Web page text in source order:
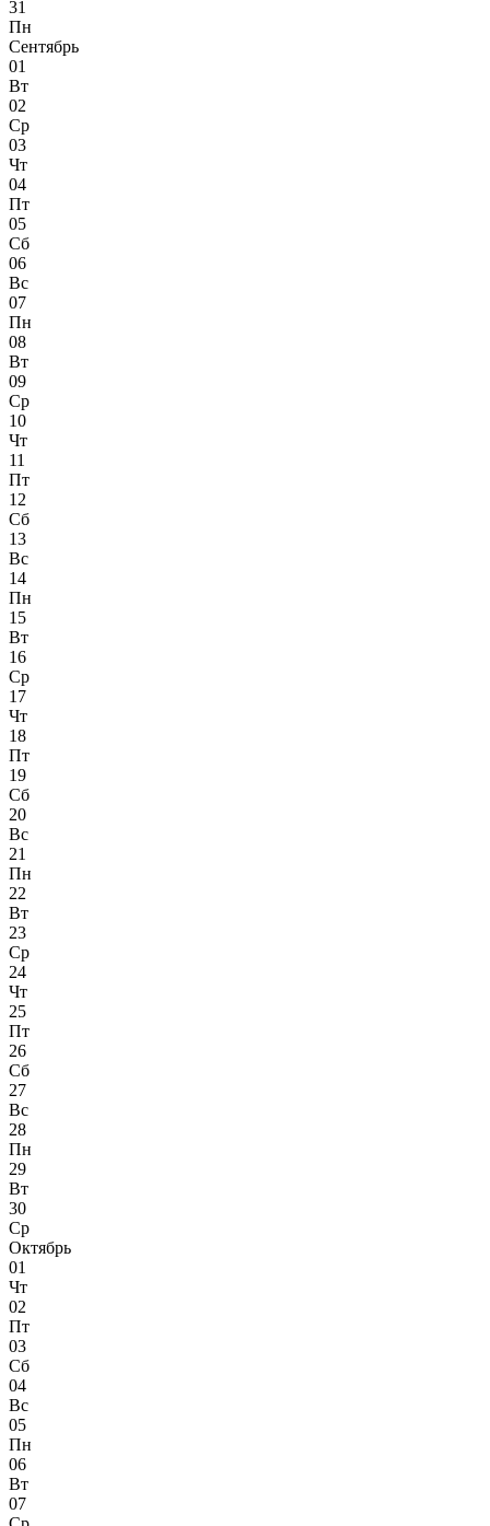
31
Пн
Сентябрь
01
Вт
02
Ср
03
Чт
04
Пт
05
Сб
06
Вс
07
Пн
08
Вт
09
Ср
10
Чт
11
Пт
12
Сб
13
Вс
14
Пн
15
Вт
16
Ср
17
Чт
18
Пт
19
Сб
20
Вс
21
Пн
22
Вт
23
Ср
24
Чт
25
Пт
26
Сб
27
Вс
28
Пн
29
Вт
30
Ср
Октябрь
01
Чт
02
Пт
03
Сб
04
Вс
05
Пн
06
Вт
07